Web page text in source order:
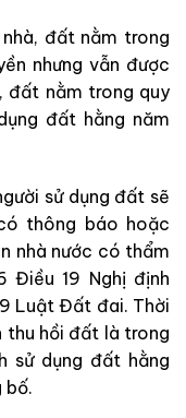
đất nằm trong
nhưng vẫn được
đất nằm trong quy
đất hằng năm
sử dụng đất sẽ
thông báo hoặc
nhà nước có thẩm
Điều 19 Nghị định
Luật Đất đai. Thời
thu hồi đất là trong
sử dụng đất hằng
bố.